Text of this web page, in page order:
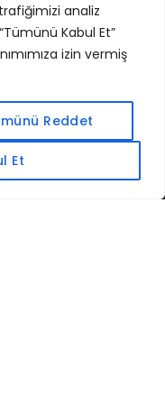
analiz
Kabul Et”
izin vermiş
Reddet
Et
MAXIMUMPCGUIDES